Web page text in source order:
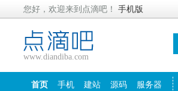
您好，欢迎来到点滴吧！ 手机版
www.diandiba.com
首页 手机 建站 源码 服务器